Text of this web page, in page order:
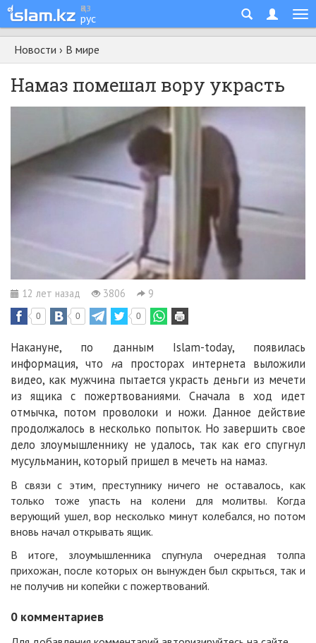
қаз
рус
Новости › В мире
Намаз помешал вору украсть
12 лет назад 3806 9
0 0 0
Накануне, по данным Islam-today, появилась
информация, что на просторах интернета выложили
видео, как мужчина пытается украсть деньги из мечети
из ящика с пожертвованиями. Сначала в ход идет
отмычка, потом проволоки и ножи. Данное действие
продолжалось в несколько попыток. Но завершить свое
дело злоумышленнику не удалось, так как его спугнул
мусульманин, который пришел в мечеть на намаз.
В связи с этим, преступнику ничего не оставалось, как
только тоже упасть на колени для молитвы. Когда
верующий ушел, вор несколько минут колебался, но потом
вновь начал открывать ящик.
В итоге, злоумышленника спугнула очередная толпа
прихожан, после которых он вынужден был скрыться, так и
не получив ни копейки с пожертвований.
0 комментариев